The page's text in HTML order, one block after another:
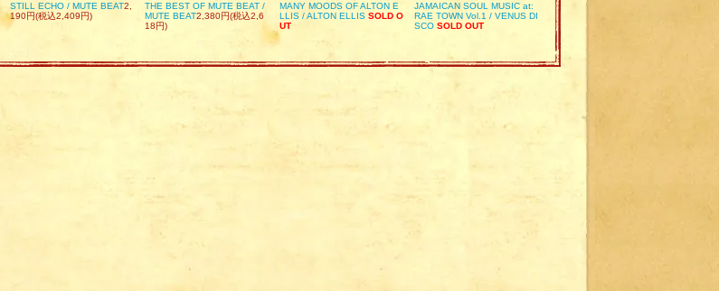
STILL ECHO / MUTE BEAT2,
190円(税込2,409円)
THE BEST OF MUTE BEAT /
MUTE BEAT2,380円(税込2,6
18円)
MANY MOODS OF ALTON E
LLIS / ALTON ELLIS SOLD O
UT
JAMAICAN SOUL MUSIC at:
RAE TOWN Vol.1 / VENUS DI
SCO SOLD OUT